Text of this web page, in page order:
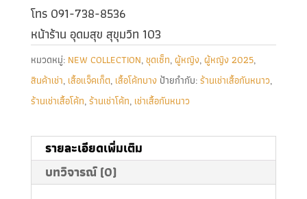
โทร 091-738-8536
หน้าร้าน อุดมสุข สุขุมวิท 103
หมวดหมู่: NEW COLLECTION,ชุดเซ็ท,ผู้หญิง,ผู้หญิง 2025,
สินค้าเช่า, เสื้อแจ็คเก็ต, เสื้อโค้ทบาง ป้ายกำกับ:ร้านเช่าเสื้อกันหนาว,
ร้านเช่าเสื้อโค้ท,ร้านเช่าโค้ท, เช่าเสื้อกันหนาว
รายละเอียดเพิ่มเติม
บทวิจารณ์ (0)